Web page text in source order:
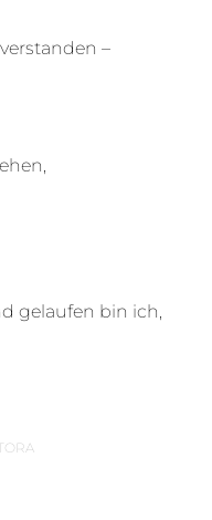
–
gelaufen bin ich,